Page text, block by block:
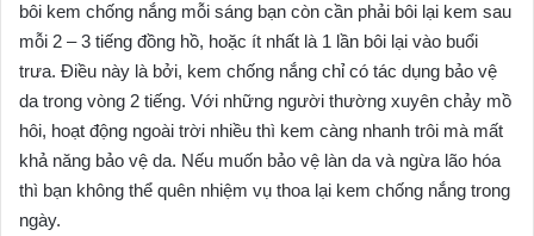
bôi kem chống nắng mỗi sáng bạn còn cần phải bôi lại kem sau
mỗi 2 – 3 tiếng đồng hồ, hoặc ít nhất là 1 lần bôi lại vào buổi
trưa. Điều này là bởi, kem chống nắng chỉ có tác dụng bảo vệ
da trong vòng 2 tiếng. Với những người thường xuyên chảy mồ
hôi, hoạt động ngoài trời nhiều thì kem càng nhanh trôi mà mất
khả năng bảo vệ da. Nếu muốn bảo vệ làn da và ngừa lão hóa
thì bạn không thể quên nhiệm vụ thoa lại kem chống nắng trong
ngày.